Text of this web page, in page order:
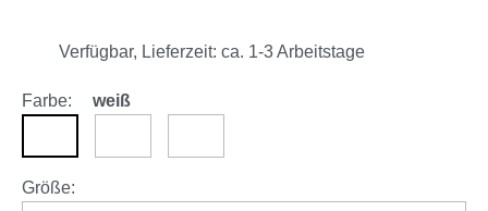
Verfügbar, Lieferzeit: ca. 1-3 Arbeitstage
Farbe: weiß
Größeauswählen
: